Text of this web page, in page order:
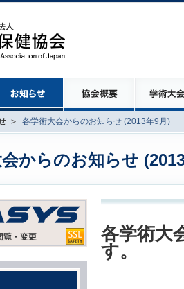
各学術大会からのお知らせ (2013年9月)
からのお知らせ
各学術大
す。